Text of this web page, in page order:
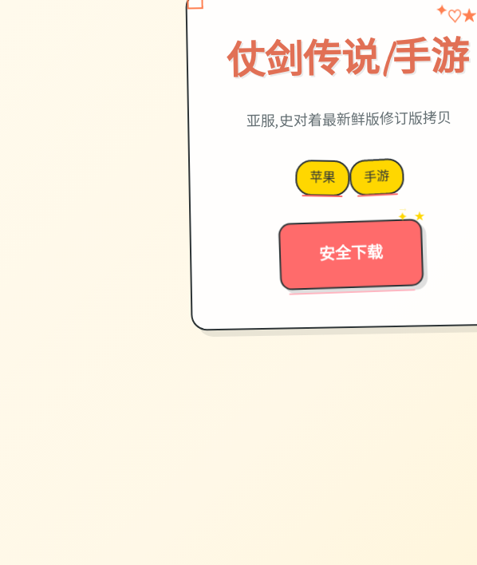
仗剑传说|手游
✦♡
★
亚服,史对着最新鲜版修订版拷贝
苹果 手游
安全下载
→
✦ ★